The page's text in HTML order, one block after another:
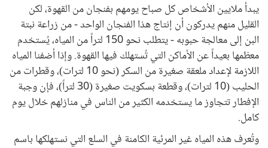
يبدأ ملايين الأشخاص كل صباح يومهم بفنجان من القهوة، لكن
القليل منهم يدركون أن إنتاج هذا الفنجان الواحد - من زراعة نبتة
البن إلى معالجة حبوبه - يتطلب نحو 150 لتراً من المياه، يُستخدم
معظمها بعيداً عن الأماكن التي تُستهلك فيها القهوة. وإذا أضفنا المياه
اللازمة لإعداد ملعقة صغيرة من السكر (نحو 10 لترات)، وقطرات من
الحليب (10 لترات)، وقطعة بسكويت صغيرة (30 لتراً)، فإن وجبة
الإفطار تتجاوز ما يستخدمه الكثير من الناس في منازلهم خلال يوم
كامل.
وتُعرف هذه المياه غير المرئية الكامنة في السلع التي نستهلكها باسم